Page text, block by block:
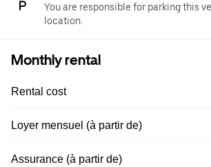
You are responsible for parking this
location.
Monthly rental
Rental cost
Loyer mensuel (à partir de)
Assurance (à partir de)